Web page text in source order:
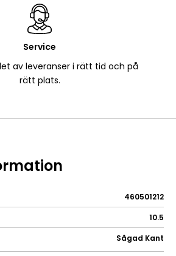
Service
av leveranser i rätt tid och på
rätt plats.
460501212
10.5
Sågad Kant